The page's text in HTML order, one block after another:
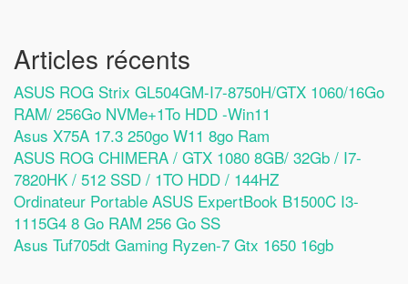
Articles récents
ASUS ROG Strix GL504GM-I7-8750H/GTX 1060/16Go
RAM/ 256Go NVMe+1To HDD -Win11
Asus X75A 17.3 250go W11 8go Ram
ASUS ROG CHIMERA / GTX 1080 8GB/ 32Gb / I7-
7820HK / 512 SSD / 1TO HDD / 144HZ
Ordinateur Portable ASUS ExpertBook B1500C I3-
1115G4 8 Go RAM 256 Go SS
Asus Tuf705dt Gaming Ryzen-7 Gtx 1650 16gb